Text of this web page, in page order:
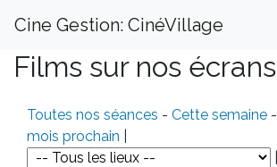
Cine Gestion: CinéVillage
Films sur nos écrans
Toutes nos séances - Cette semaine -
mois prochain